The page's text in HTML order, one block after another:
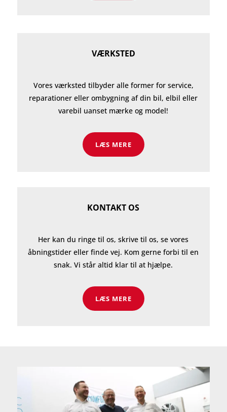
VÆRKSTED
Vores værksted tilbyder alle former for service,
reparationer eller ombygning af din bil, elbil eller
varebil uanset mærke og model!
LÆS MERE
KONTAKT OS
Her kan du ringe til os, skrive til os, se vores
åbningstider eller finde vej. Kom gerne forbi til en
snak. Vi står altid klar til at hjælpe.
LÆS MERE